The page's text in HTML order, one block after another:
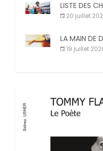
LISTE DES
20 juillet
LA MAIN DE
19 juillet